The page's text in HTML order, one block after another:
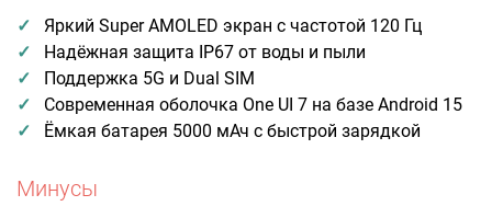
Яркий Super AMOLED экран с частотой 120 Гц
Надёжная защита IP67 от воды и пыли
Поддержка 5G и Dual SIM
Современная оболочка One UI 7 на базе Android 15
Ёмкая батарея 5000 мАч с быстрой зарядкой
Минусы